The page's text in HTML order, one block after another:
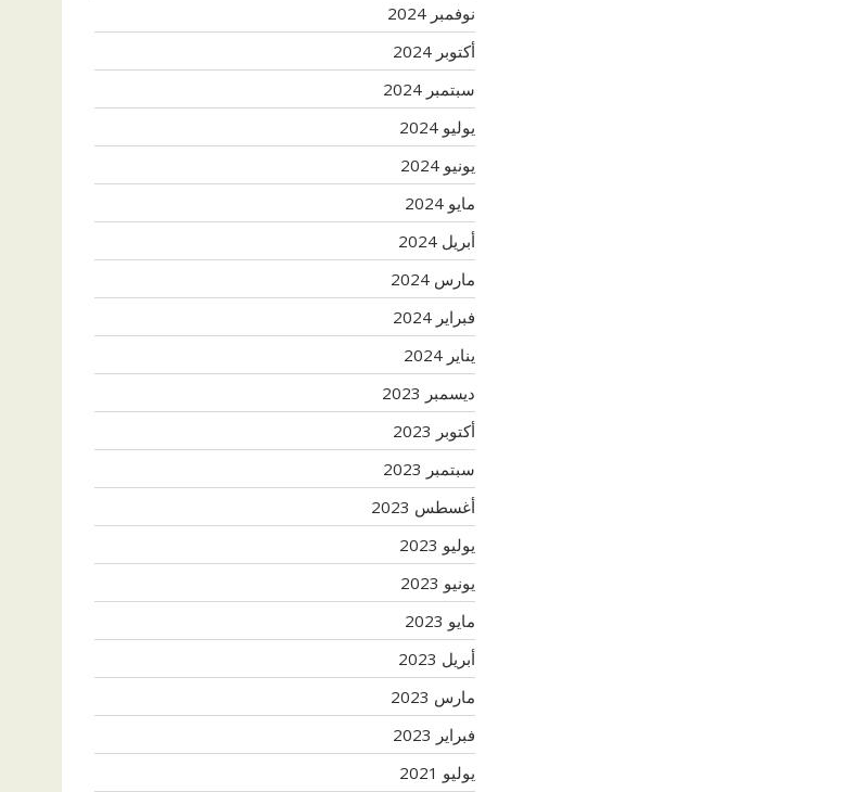
نوفمبر 2024
أكتوبر 2024
سبتمبر 2024
يوليو 2024
يونيو 2024
مايو 2024
أبريل 2024
مارس 2024
فبراير 2024
يناير 2024
ديسمبر 2023
أكتوبر 2023
سبتمبر 2023
أغسطس 2023
يوليو 2023
يونيو 2023
مايو 2023
أبريل 2023
مارس 2023
فبراير 2023
يوليو 2021